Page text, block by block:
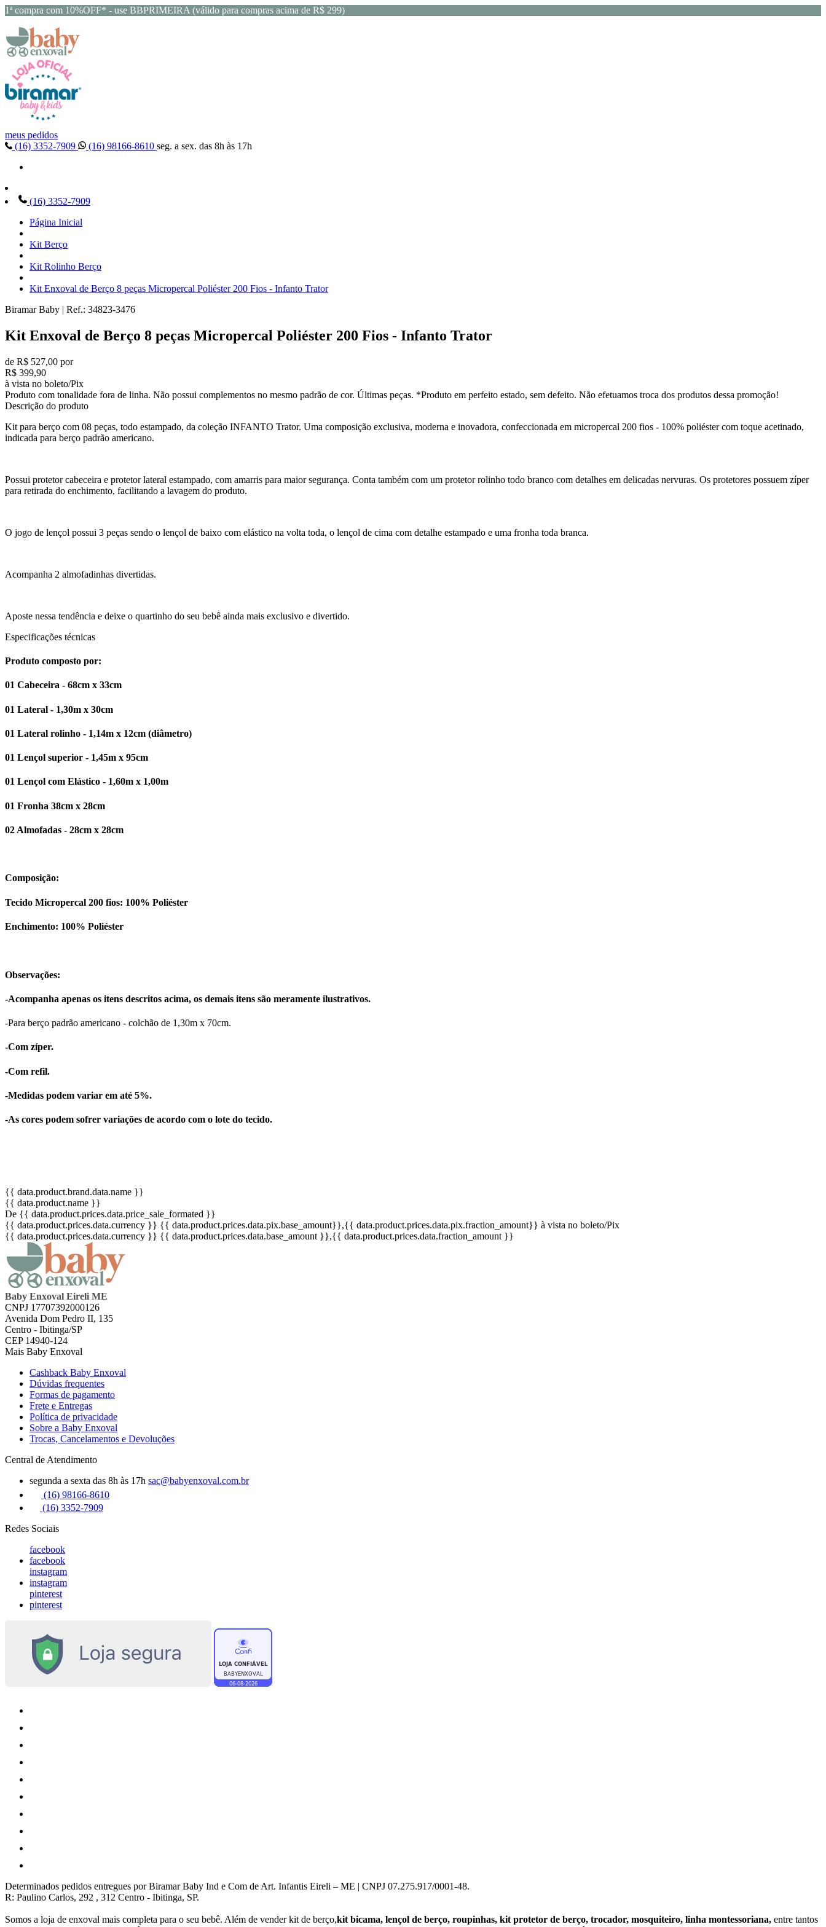
1ª compra com 10%OFF* - use BBPRIMEIRA (válido para compras acima de R$ 299)
meus pedidos
(16) 3352-7909
(16) 98166-8610 seg. a sex. das 8h às 17h
(16) 3352-7909
Página Inicial
Kit Berço
Kit Rolinho Berço
Kit Enxoval de Berço 8 peças Micropercal Poliéster 200 Fios - Infanto Trator
Biramar Baby | Ref.: 34823-3476
Kit Enxoval de Berço 8 peças Micropercal Poliéster 200 Fios - Infanto Trator
de R$ 527,00 por
R$ 399,90
à vista no boleto/Pix
Produto com tonalidade fora de linha. Não possui complementos no mesmo padrão de cor. Últimas peças. *Produto em perfeito estado, sem defeito. Não efetuamos troca dos produtos dessa promoção!
Descrição do produto
Kit para berço com 08 peças, todo estampado, da coleção INFANTO Trator. Uma composição exclusiva, moderna e inovadora, confeccionada em micropercal 200 fios - 100% poliéster com toque acetinado,
indicada para berço padrão americano.
Possui protetor cabeceira e protetor lateral estampado, com amarris para maior segurança. Conta também com um protetor rolinho todo branco com detalhes em delicadas nervuras. Os protetores possuem zíper
para retirada do enchimento, facilitando a lavagem do produto.
O jogo de lençol possui 3 peças sendo o lençol de baixo com elástico na volta toda, o lençol de cima com detalhe estampado e uma fronha toda branca.
Acompanha 2 almofadinhas divertidas.
Aposte nessa tendência e deixe o quartinho do seu bebê ainda mais exclusivo e divertido.
Especificações técnicas
Produto composto por:
01 Cabeceira - 68cm x 33cm
01 Lateral - 1,30m x 30cm
01 Lateral rolinho - 1,14m x 12cm (diâmetro)
01 Lençol superior - 1,45m x 95cm
01 Lençol com Elástico - 1,60m x 1,00m
01 Fronha 38cm x 28cm
02 Almofadas - 28cm x 28cm
Composição:
Tecido Micropercal 200 fios: 100% Poliéster
Enchimento: 100% Poliéster
Observações:
-Acompanha apenas os itens descritos acima, os demais itens são meramente ilustrativos.
-Para berço padrão americano - colchão de 1,30m x 70cm.
-Com zíper.
-Com refil.
-Medidas podem variar em até 5%.
-As cores podem sofrer variações de acordo com o lote do tecido.
{{ data.product.brand.data.name }}
{{ data.product.name }}
De {{ data.product.prices.data.price_sale_formated }}
{{ data.product.prices.data.currency }} {{ data.product.prices.data.pix.base_amount}},{{ data.product.prices.data.pix.fraction_amount}} à vista no boleto/Pix
{{ data.product.prices.data.currency }} {{ data.product.prices.data.base_amount }},{{ data.product.prices.data.fraction_amount }}
Baby Enxoval Eireli ME
CNPJ 17707392000126
Avenida Dom Pedro II, 135
Centro - Ibitinga/SP
CEP 14940-124
Mais Baby Enxoval
Cashback Baby Enxoval
Dúvidas frequentes
Formas de pagamento
Frete e Entregas
Política de privacidade
Sobre a Baby Enxoval
Trocas, Cancelamentos e Devoluções
Central de Atendimento
segunda a sexta das 8h às 17h sac@babyenxoval.com.br
(16) 98166-8610
(16) 3352-7909
Redes Sociais
facebook
facebook
instagram
instagram
pinterest
pinterest
Determinados pedidos entregues por Biramar Baby Ind e Com de Art. Infantis Eireli – ME | CNPJ 07.275.917/0001-48.
R: Paulino Carlos, 292 , 312 Centro - Ibitinga, SP.
Somos a loja de enxoval mais completa para o seu bebê. Além de vender kit de berço,kit bicama, lençol de berço, roupinhas, kit protetor de berço, trocador, mosquiteiro, linha montessoriana, entre tantos